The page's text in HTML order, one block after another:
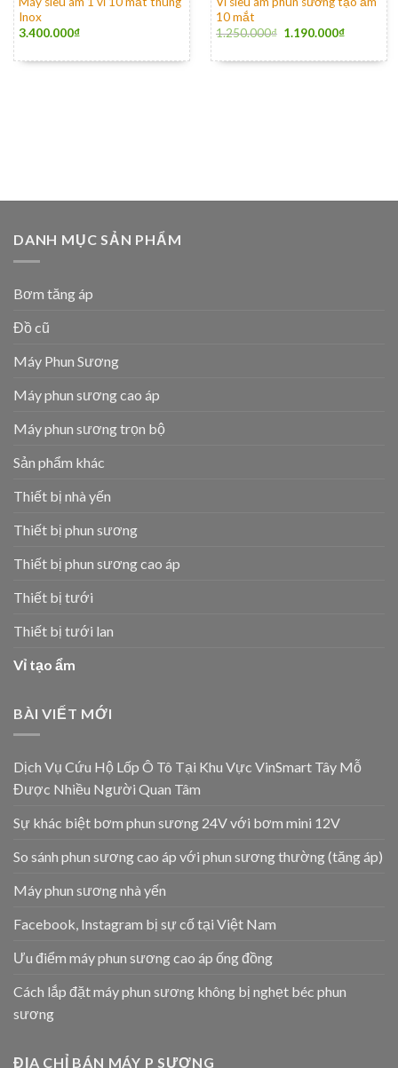
Inox
3.400.000₫
10 mắt
1.250.000₫ 1.190.000₫
DANH MỤC SẢN PHẨM
Bơm tăng áp
Đồ cũ
Máy Phun Sương
Máy phun sương cao áp
Máy phun sương trọn bộ
Sản phẩm khác
Thiết bị nhà yến
Thiết bị phun sương
Thiết bị phun sương cao áp
Thiết bị tưới
Thiết bị tưới lan
Vỉ tạo ẩm
BÀI VIẾT MỚI
Dịch Vụ Cứu Hộ Lốp Ô Tô Tại Khu Vực VinSmart Tây Mỗ
Được Nhiều Người Quan Tâm
Sự khác biệt bơm phun sương 24V với bơm mini 12V
So sánh phun sương cao áp với phun sương thường (tăng áp)
Máy phun sương nhà yến
Facebook, Instagram bị sự cố tại Việt Nam
Ưu điểm máy phun sương cao áp ống đồng
Cách lắp đặt máy phun sương không bị nghẹt béc phun
sương
ĐỊA CHỈ BÁN MÁY P SƯƠNG